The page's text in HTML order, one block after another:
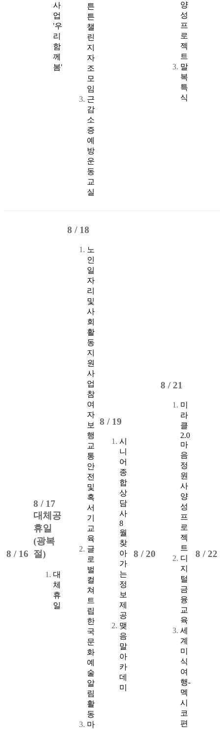
사
업
'우
리
함
께
봄'
튼
튼
챌
린
지
자
조
모
임
근
감
소
증
예
방
운
동
교
실
양
성
프
로
젝
트
말
복
특
식
8 / 16
8 / 17
대체공
휴일
(광복
절)
대
체
휴
일
8 / 18
노
인
일
자
리
및
사
회
활
동
지
원
사
업
참
여
자
보
행
교
통
안
전
및
혹
서
기
교
육
글
로
벌
컬
쳐
트
립
한
국
문
화
예
술
알
림
활
동
마
8 / 19
시
니
어
종
합
상
담
사
8
월
찾
아
가
는
정
보
제
공
맺
음
말
아
카
데
미
8 /20
8 /21
미
라
클
2.0
마
음
정
원
사
양
성
프
로
젝
트
디
지
털
금
융
교
육
세
계
미
식
여
행-
멕
시
코
편
8 /22